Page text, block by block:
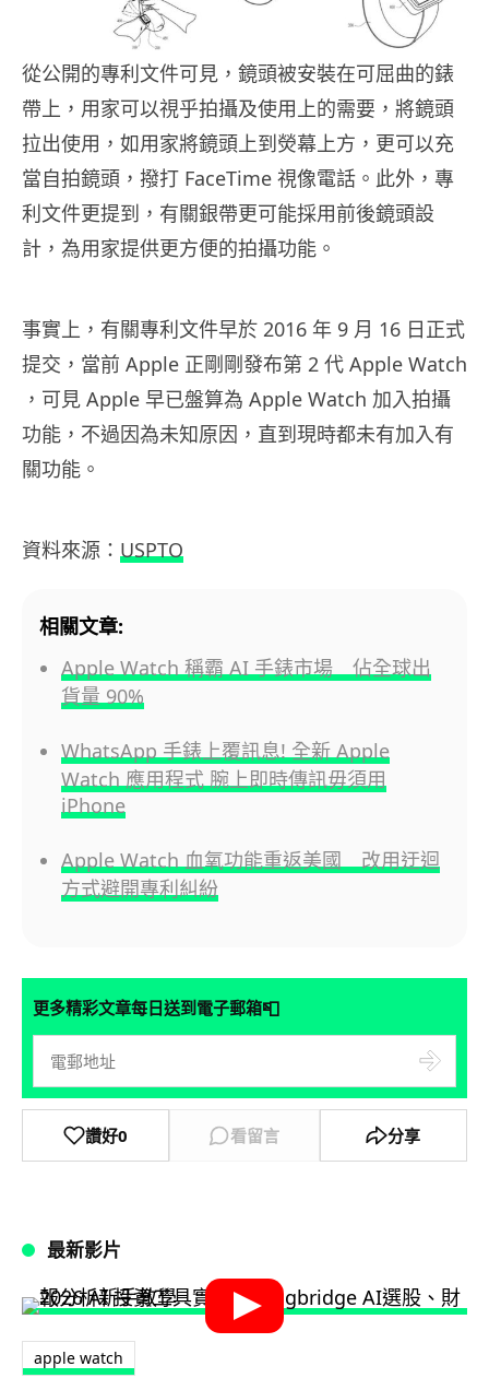
從公開的專利文件可見，鏡頭被安裝在可屈曲的錶
帶上，用家可以視乎拍攝及使用上的需要，將鏡頭
拉出使用，如用家將鏡頭上到熒幕上方，更可以充
當自拍鏡頭，撥打 FaceTime 視像電話。此外，專
利文件更提到，有關銀帶更可能採用前後鏡頭設
計，為用家提供更方便的拍攝功能。
事實上，有關專利文件早於 2016 年 9 月 16 日正式
提交，當前 Apple 正剛剛發布第 2 代 Apple Watch
，可見 Apple 早已盤算為 Apple Watch 加入拍攝
功能，不過因為未知原因，直到現時都未有加入有
關功能。
資料來源： USPTO
相關文章:
Apple Watch 稱霸 AI 手錶市場 佔全球出
貨量 90%
WhatsApp 手錶上覆訊息! 全新 Apple
Watch 應用程式 腕上即時傳訊毋須用
iPhone
Apple Watch 血氧功能重返美國 改用迂迴
方式避開專利糾紛
更多精彩文章每日送到電子郵箱📮
讚好0 看留言 分享
最新影片
apple watch